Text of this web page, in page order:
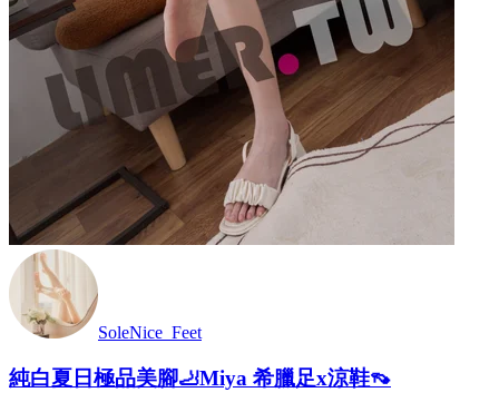
SoleNice_Feet
純白夏日極品美腳🦶Miya 希臘足x涼鞋👡